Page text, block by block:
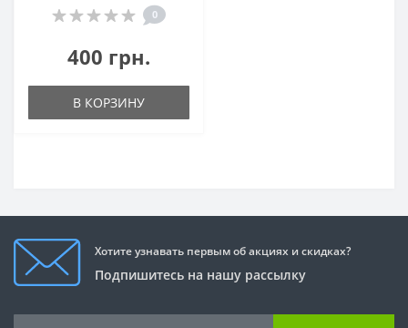
0
400 грн.
В КОРЗИНУ
Хотите узнавать первым об акциях и скидках?
Подпишитесь на нашу рассылку